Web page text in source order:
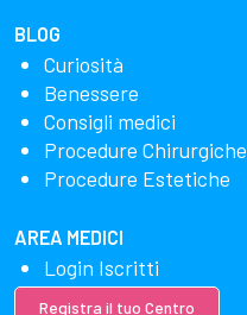
BLOG
Curiosità
Benessere
Consigli medici
Procedure Chirurgiche
Procedure Estetiche
AREA MEDICI
Login Iscritti
Registra il tuo Centro